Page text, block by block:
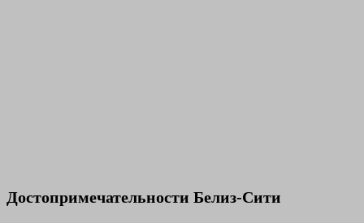
Достопримечательности Белиз-Сити